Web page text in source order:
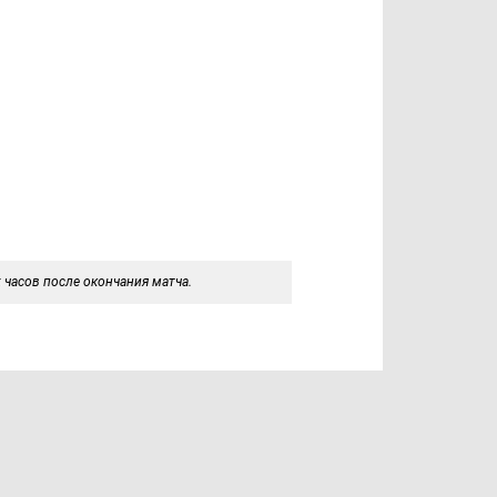
после окончания матча.